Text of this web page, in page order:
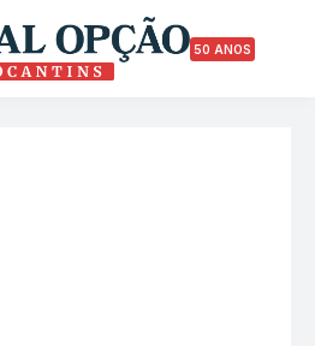
50 ANOS